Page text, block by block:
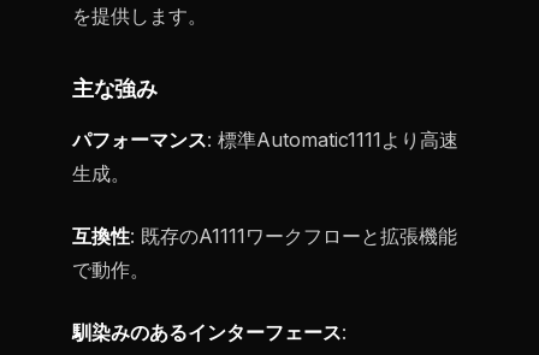
を提供します。
主な強み
パフォーマンス: 標準Automatic1111より高速
生成。
互換性: 既存のA1111ワークフローと拡張機能
で動作。
馴染みのあるインターフェース: